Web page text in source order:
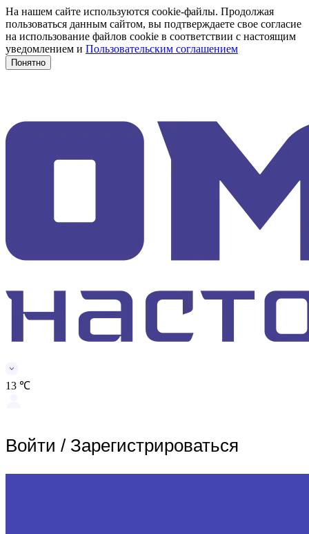
На нашем сайте используются cookie-файлы. Продолжая
пользоваться данным сайтом, вы подтверждаете свое согласие
на использование файлов cookie в соответствии с настоящим
уведомлением и Пользовательским соглашением
Понятно
13 ℃
Войти / Зарегистрироваться